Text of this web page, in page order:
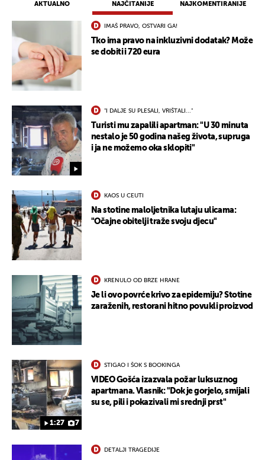
AKTUALNO NAJČITANIJE NAJKOMENTIRANIJE
IMAŠ PRAVO, OSTVARI GA!
Tko ima pravo na inkluzivni dodatak? Može
se dobiti i 720 eura
"I DALJE SU PLESALI, VRIŠTALI..."
Turisti mu zapalili apartman: "U 30 minuta
nestalo je 50 godina našeg života, supruga
i ja ne možemo oka sklopiti"
KAOS U CEUTI
Na stotine maloljetnika lutaju ulicama:
"Očajne obitelji traže svoju djecu"
KRENULO OD BRZE HRANE
Je li ovo povrće krivo za epidemiju? Stotine
zaraženih, restorani hitno povukli proizvod
1:27 7
STIGAO I ŠOK S BOOKINGA
VIDEO Gošća izazvala požar luksuznog
apartmana. Vlasnik: "Dok je gorjelo, smijali
su se, pili i pokazivali mi srednji prst"
DETALJI TRAGEDIJE